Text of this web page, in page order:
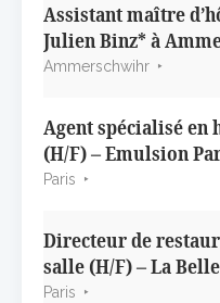
Assistant maître
Julien Binz* à
Ammerschwihr
Agent spécialisé
(H/F) – Emulsion
Paris
Directeur de
salle (H/F) – La
Paris